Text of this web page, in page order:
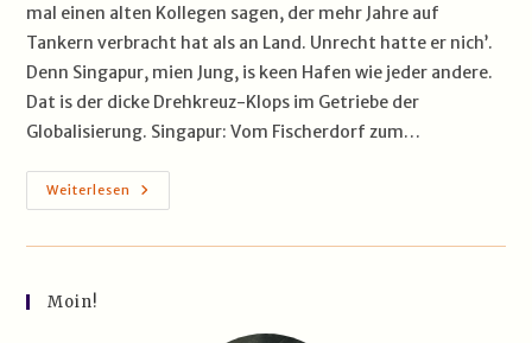
mal einen alten Kollegen sagen, der mehr Jahre auf
Tankern verbracht hat als an Land. Unrecht hatte er nich’.
Denn Singapur, mien Jung, is keen Hafen wie jeder andere.
Dat is der dicke Drehkreuz-Klops im Getriebe der
Globalisierung. Singapur: Vom Fischerdorf zum…
Weiterlesen Singapur
–
Knotenpunkt
Moin!